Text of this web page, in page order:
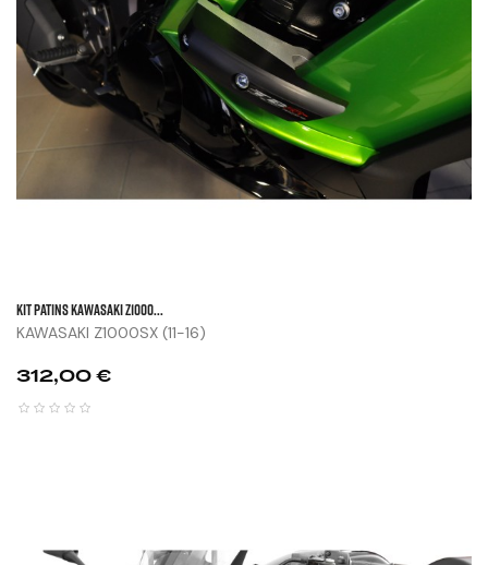
KIT PATINS KAWASAKI Z1000...
KAWASAKI Z1000SX (11-16)
Prix
312,00 €